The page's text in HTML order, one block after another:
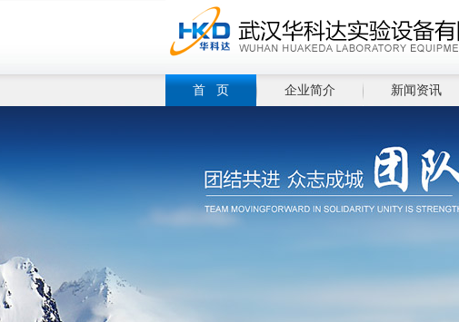
首 页 企业简介 新闻资讯